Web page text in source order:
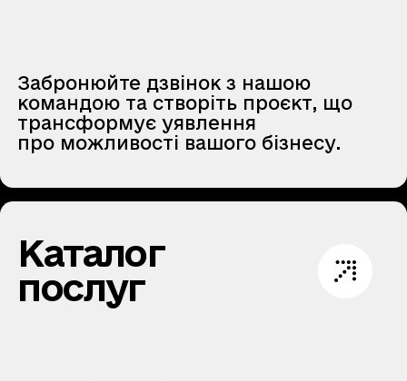
Забронюйте дзвінок з нашою
командою та створіть проєкт, що
трансформує уявлення
про можливості вашого бізнесу.
Каталог
послуг